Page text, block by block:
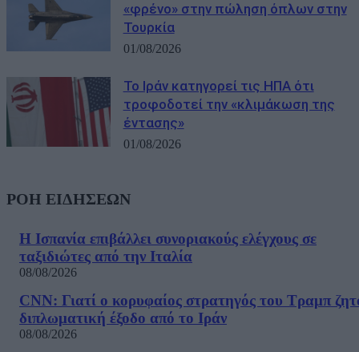
«φρένο» στην πώληση όπλων στην
Τουρκία
01/08/2026
Το Ιράν κατηγορεί τις ΗΠΑ ότι
τροφοδοτεί την «κλιμάκωση της
έντασης»
01/08/2026
ΡΟΗ ΕΙΔΗΣΕΩΝ
Η Ισπανία επιβάλλει συνοριακούς ελέγχους σε
ταξιδιώτες από την Ιταλία
08/08/2026
CNN: Γιατί ο κορυφαίος στρατηγός του Τραμπ
διπλωματική έξοδο από το Ιράν
08/08/2026